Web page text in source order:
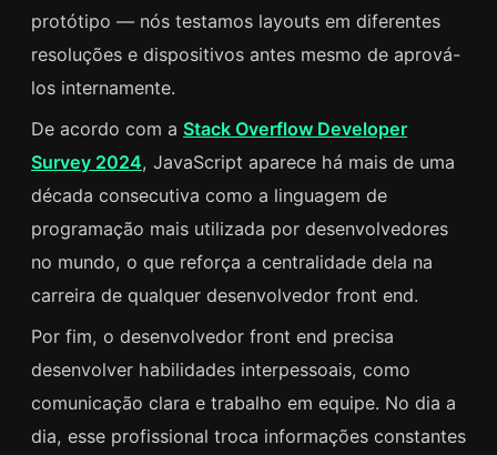
protótipo — nós testamos layouts em diferentes
resoluções e dispositivos antes mesmo de aprová-
los internamente.
De acordo com a Stack Overflow Developer
Survey 2024, JavaScript aparece há mais de uma
década consecutiva como a linguagem de
programação mais utilizada por desenvolvedores
no mundo, o que reforça a centralidade dela na
carreira de qualquer desenvolvedor front end.
Por fim, o desenvolvedor front end precisa
desenvolver habilidades interpessoais, como
comunicação clara e trabalho em equipe. No dia a
dia, esse profissional troca informações constantes